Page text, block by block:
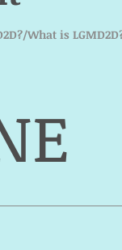
What is